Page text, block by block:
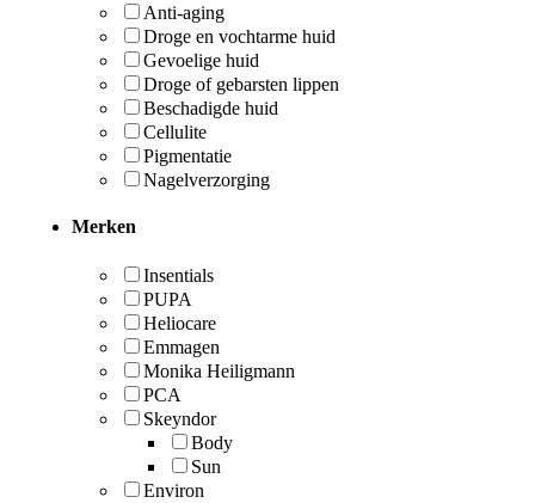
Anti-aging
Droge en vochtarme huid
Gevoelige huid
Droge of gebarsten lippen
Beschadigde huid
Cellulite
Pigmentatie
Nagelverzorging
Merken
Insentials
PUPA
Heliocare
Emmagen
Monika Heiligmann
PCA
Skeyndor
Body
Sun
Environ